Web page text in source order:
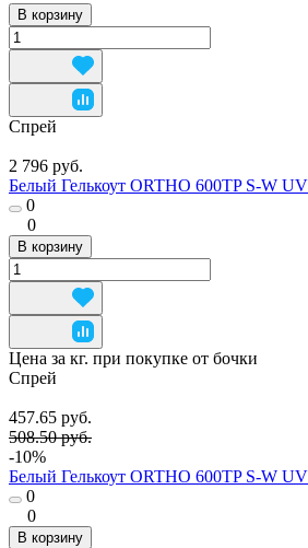
В корзину
Спрей
2 796 руб.
Белый Гелькоут ORTHO 600TP S-W
0
0
В корзину
Цена за кг. при покупке от бочки
Спрей
457.65 руб.
508.50 руб.
-10%
Белый Гелькоут ORTHO 600TP S-W
0
0
В корзину